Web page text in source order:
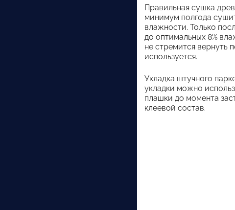
Правильная сушка
минимум полгода
влажности. Только
до оптимальных 8%
не стремится вернуть
используется.
Укладка штучного
укладки можно
плашки до момента
клеевой состав.